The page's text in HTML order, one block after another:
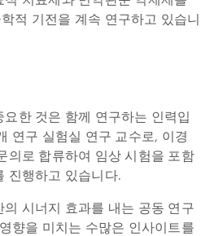
적 기전을 계속 연구하고 있습니
한 것은 함께 연구하는 인력입
연구 실험실 연구 교수로, 이경
의로 합류하여 임상 시험을 포함
진행하고 있습니다.
시너지 효과를 내는 공동 연구
향을 미치는 수많은 인사이트를